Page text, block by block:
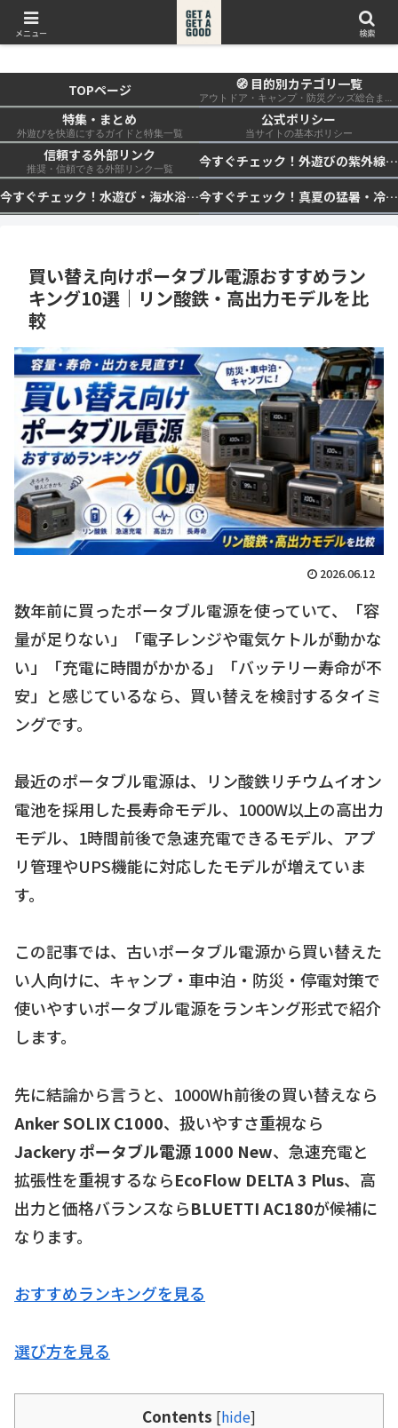
get a get a good
TOPページ 🧭 目的別カテゴリ一覧
アウトドア・キャンプ・防災グッズ総合まとめ
特集・まとめ
外遊びを快適にするガイドと特集一覧
公式ポリシー
当サイトの基本ポリシー
信頼する外部リンク
推奨・信頼できる外部リンク一覧
今すぐチェック！外遊びの紫外線対策・日差し快適化計画｜帽子・日傘・ウェア・日焼け止めを総まとめ☀️🏕️👓
今すぐチェック！水遊び・海水浴の快適化計画｜浮き輪・服装・日陰・安全対策を総まとめ🏖️🌊✨
今すぐチェック！真夏の猛暑・冷却・保冷快適化計画｜外遊び・キャンプ・車中泊の暑さ対策を総まとめ☀️🧊🏕️
買い替え向けポータブル電源おすすめラン
キング10選｜リン酸鉄・高出力モデルを比
較
2026.06.12
数年前に買ったポータブル電源を使っていて、「容
量が足りない」「電子レンジや電気ケトルが動かな
い」「充電に時間がかかる」「バッテリー寿命が不
安」と感じているなら、買い替えを検討するタイミ
ングです。
最近のポータブル電源は、リン酸鉄リチウムイオン
電池を採用した長寿命モデル、1000W以上の高出力
モデル、1時間前後で急速充電できるモデル、アプ
リ管理やUPS機能に対応したモデルが増えていま
す。
この記事では、古いポータブル電源から買い替えた
い人向けに、キャンプ・車中泊・防災・停電対策で
使いやすいポータブル電源をランキング形式で紹介
します。
先に結論から言うと、1000Wh前後の買い替えなら
Anker SOLIX C1000、扱いやすさ重視なら
Jackery ポータブル電源 1000 New、急速充電と
拡張性を重視するならEcoFlow DELTA 3 Plus、高
出力と価格バランスならBLUETTI AC180が候補に
なります。
おすすめランキングを見る
選び方を見る
Contents [hide]
メニュー 検索